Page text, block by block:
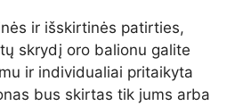
ir išskirtinės patirties,
skrydį oro balionu galite
ir individualiai pritaikyta
bus skirtas tik jums arba